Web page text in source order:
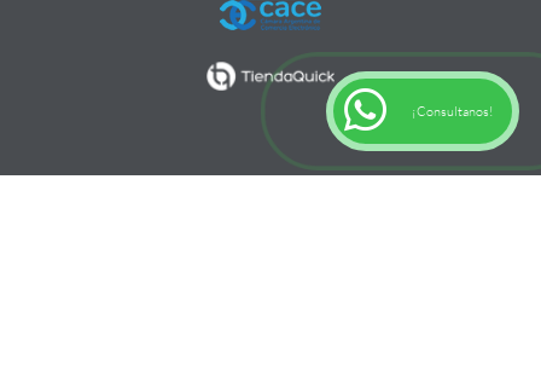
¡Consultanos!